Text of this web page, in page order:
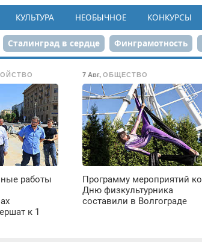
КУЛЬТУРА НЕОБЫЧНОЕ КОНКУРСЫ
Сталинград в сердце Финграмотность
Парк Героев-летчиков
работы
к 1
7 Авг, ОБЩЕСТВО
Программу мероприятий ко
Дню физкультурника
составили в Волгограде